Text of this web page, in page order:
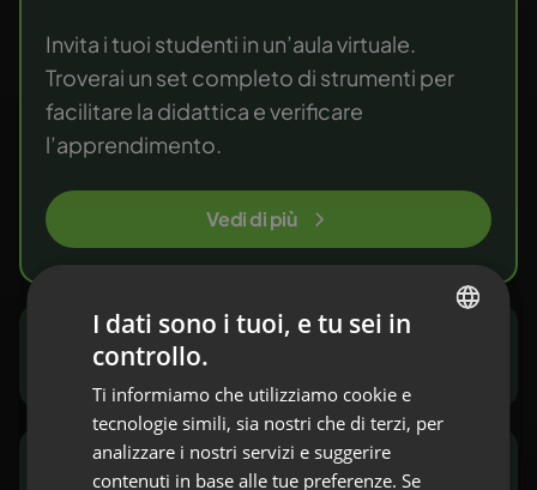
Invita i tuoi studenti in un’aula virtuale.
Troverai un set completo di strumenti per
facilitare la didattica e verificare
l’apprendimento.
Vedi di più
Marketer e team commerciali
ONG e settore pubblico
FRENCH
GERMAN
POLISH
I dati sono i tuoi, e tu sei in
controllo.
Ti informiamo che utilizziamo cookie e
tecnologie simili, sia nostri che di terzi, per
analizzare i nostri servizi e suggerire
contenuti in base alle tue preferenze. Se